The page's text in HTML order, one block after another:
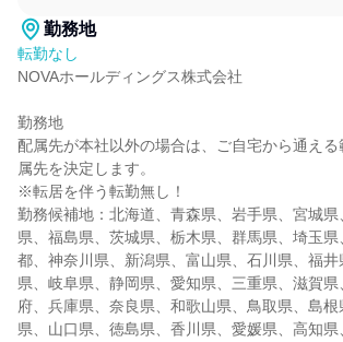
勤務地
転勤なし
NOVAホールディングス株式会社
勤務地
配属先が本社以外の場合は、ご自宅から通え
属先を決定します。
※転居を伴う転勤無し！
勤務候補地：北海道、青森県、岩手県、宮城
県、福島県、茨城県、栃木県、群馬県、埼玉
都、神奈川県、新潟県、富山県、石川県、福
県、岐阜県、静岡県、愛知県、三重県、滋賀県
府、兵庫県、奈良県、和歌山県、鳥取県、島
県、山口県、徳島県、香川県、愛媛県、高知